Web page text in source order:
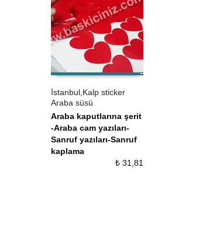
İstanbul,Kalp sticker
Araba süsü
Araba kaputlarına şerit
-Araba cam yazıları-
Sanruf yazıları-Sanruf
kaplama
₺31,81